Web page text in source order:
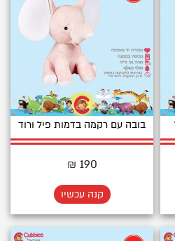
בובה עם רקמה בדמות פיל ורוד
190 ₪
קנה עכשיו